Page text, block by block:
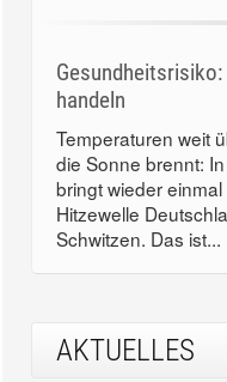
handeln
Temperaturen weit
die Sonne brennt:
bringt wieder einmal
Hitzewelle
Schwitzen. Das ist...
AKTUELLES